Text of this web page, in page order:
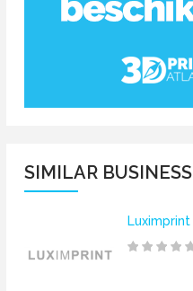
SIMILAR BUSINESS
Luximprint